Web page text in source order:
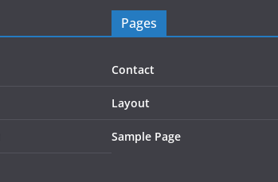
Pages
Contact
Layout
Sample Page